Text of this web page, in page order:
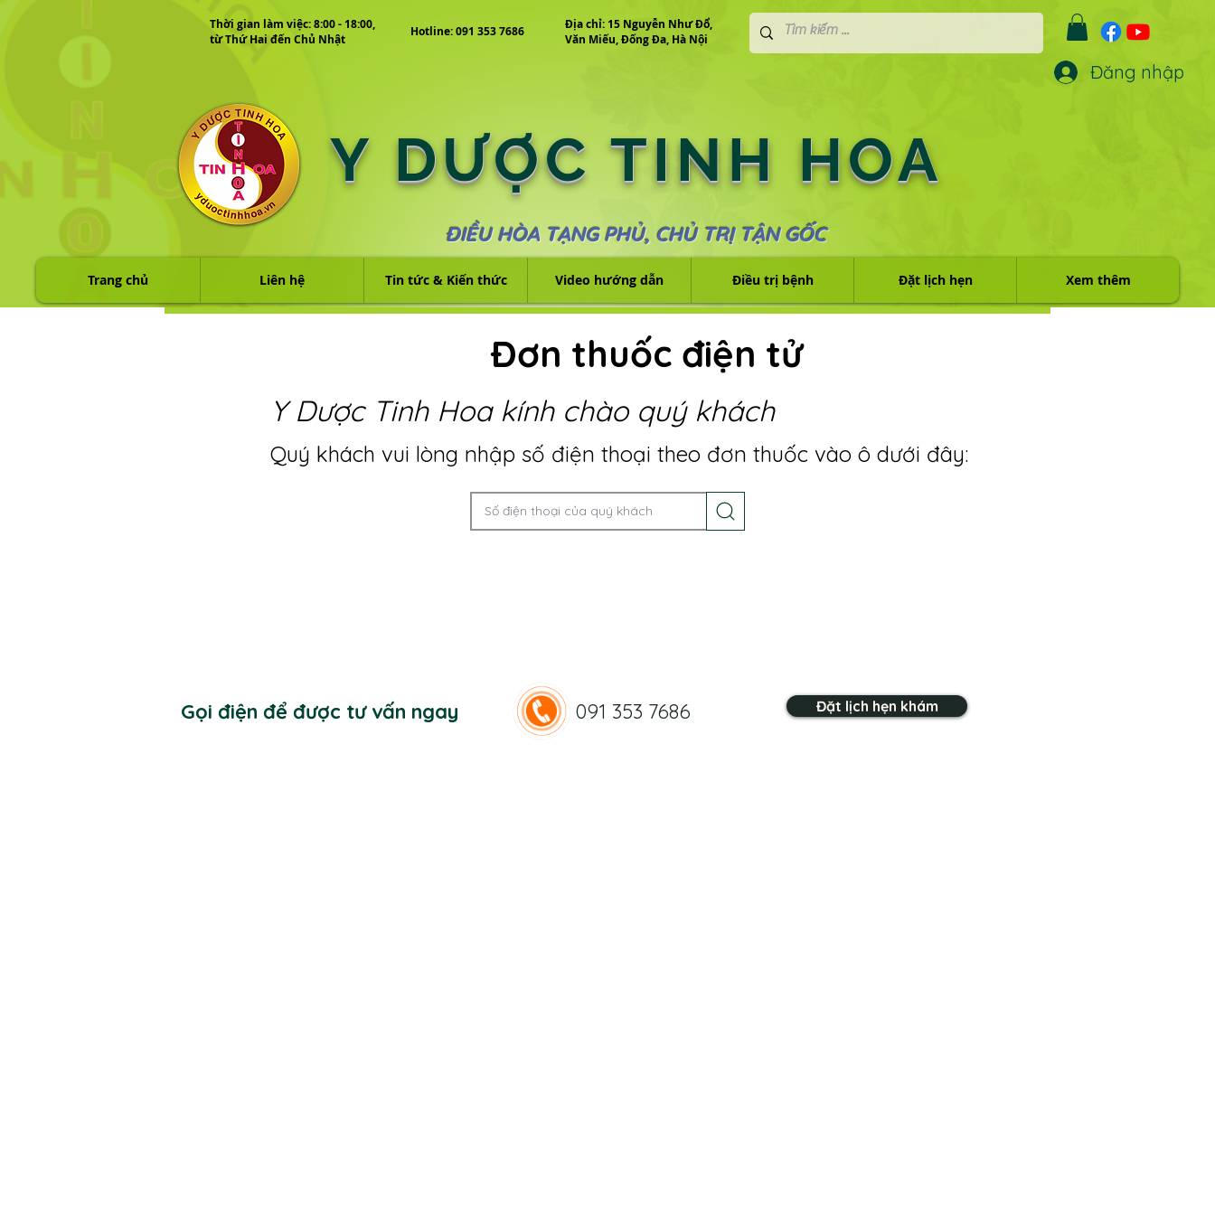
Đăng nhập
Thời gian làm việc: 8:00 - 18:00,
từ Thứ Hai đến Chủ Nhật
Hotline: 091 353 7686
Địa chỉ: 15 Nguyễn Như Đổ,
Văn Miếu, Đống Đa, Hà Nội
Y DƯỢC TINH HOA
ĐIỀU HÒA TẠNG PHỦ, CHỦ TRỊ TẬN GỐC
Trang chủ Liên hệ Tin tức & Kiến thức Video hướng dẫn Điều trị bệnh Đặt lịch hẹn Xem thêm
Đơn thuốc điện tử
Y Dược Tinh Hoa kính chào quý khách
Quý khách vui lòng nhập số điện thoại theo đơn thuốc vào ô dưới đây:
Gọi điện để được tư vấn ngay 091 353 7686 Đặt lịch hẹn khám